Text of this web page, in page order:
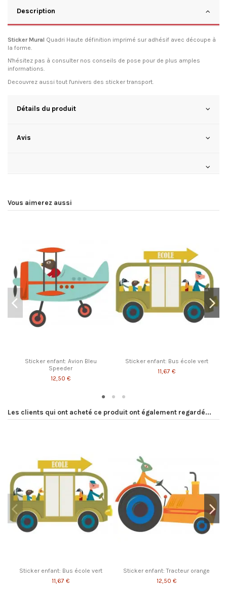
Description
Sticker Mural Quadri Haute définition imprimé sur adhésif avec découpe à
la forme.
N'hésitez pas à consulter nos conseils de pose pour de plus amples
informations.
Decouvrez aussi tout l'univers des sticker transport.
Détails du produit
Avis
Vous aimerez aussi
Sticker enfant: Avion Bleu
Speeder
12,50 €
Sticker enfant: Bus école vert
11,67 €
Les clients qui ont acheté ce produit ont également regardé...
Sticker enfant: Bus école vert
11,67 €
Sticker enfant: Tracteur orange
12,50 €